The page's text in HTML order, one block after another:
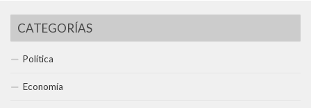
CATEGORÍAS
Política
Economía